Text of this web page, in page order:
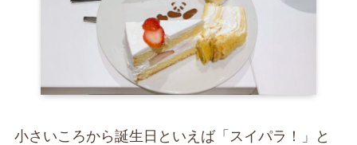
小さいころから誕生日といえば「スイパラ！」と